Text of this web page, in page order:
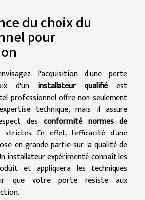
du choix du
pour
l'acquisition d'une porte
d'un installateur qualifiéest
professionnel offre non seulement
technique, mais il assure
desconformité normes de
En effet, l'efficacité d'une
en grande partie sur la qualité de
installateur expérimenté connaît les
et appliquera les techniques
que votre porte résiste aux